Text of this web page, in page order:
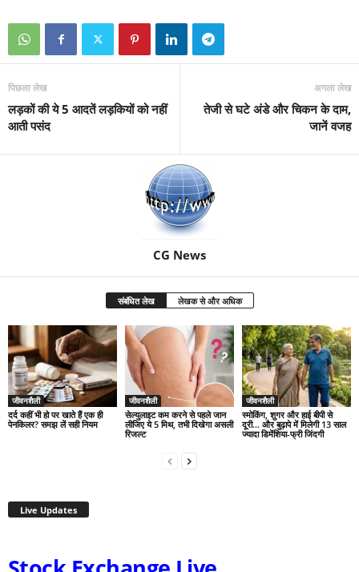
पिछला लेख
लड़कों की ये 5 आदतें लड़कियों को नहीं
आती पसंद
अगला लेख
तेजी से घटे अंडे और चिकन के दाम,
जानें वजह
CG News
संबंधित लेख लेखक से और अधिक
जीवनशैली
दर्द कहीं भी हो पर खाते हैं एक ही
पेनकिलर? समझ लें सही नियम
जीवनशैली
सेल्युलाइट कम करने से पहले जान
लीजिए ये 5 मिथ, तभी दिखेगा असली
रिजल्ट
जीवनशैली
स्मोकिंग, शुगर और हाई बीपी से
दूरी… और बुढ़ापे में मिलेगी 13 साल
ज्यादा डिमेंशिया-फ्री जिंदगी
Live Updates